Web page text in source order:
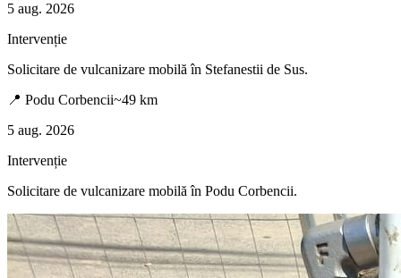
5 aug. 2026
Intervenție
Solicitare de vulcanizare mobilă în Stefanestii de Sus.
📍 Podu Corbencii~49 km
5 aug. 2026
Intervenție
Solicitare de vulcanizare mobilă în Podu Corbencii.